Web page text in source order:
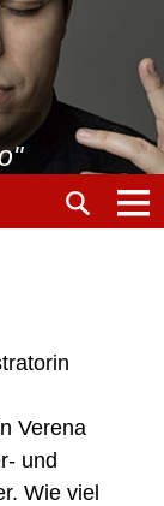
Verena
und
Wie viel